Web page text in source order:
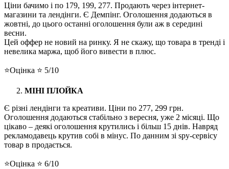
Ціни бачимо і по 179, 199, 277. Продають через інтернет-
магазини та лендінги. Є Демпінг. Оголошення додаються в
жовтні, до цього останні оголошення були аж в середині
весни.
Цей оффер не новий на ринку. Я не скажу, що товара в тренді і
невелика маржа, щоб його вивести в плюс.
⭐️Оцінка ⭐️ 5/10
МІНІ ПЛОЙКА
Є різні лендінги та креативи. Ціни по 277, 299 грн.
Оголошення додаються стабільно з вересня, уже 2 місяці. Що
цікаво – деякі оголошення крутились і більш 15 днів. Навряд
рекламодавець крутив собі в мінус. По данним зі spy-сервісу
товар в продається.
⭐️Оцінка ⭐️ 6/10